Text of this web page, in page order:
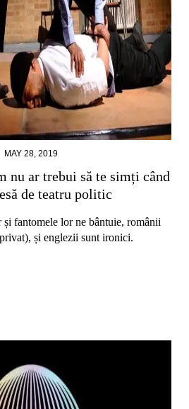
MAY 28, 2019
nu ar trebui să te simți când
de teatru politic
fantomele lor ne bântuie, românii
și englezii sunt ironici.